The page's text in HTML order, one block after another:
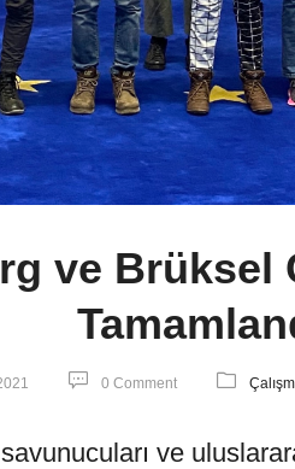
ve Brüksel
0 Comment
ve